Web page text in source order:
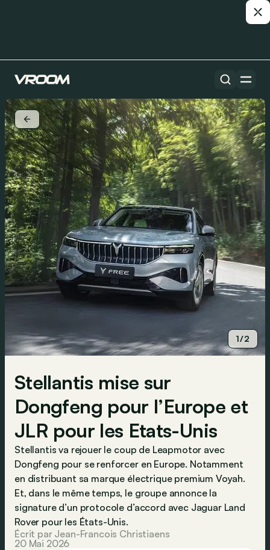
1/2
Stellantis mise sur
Dongfeng pour l’Europe et
JLR pour les Etats-Unis
Stellantis va rejouer le coup de Leapmotor avec
Dongfeng pour se renforcer en Europe. Notamment
en distribuant sa marque électrique premium Voyah.
Et, dans le même temps, le groupe annonce la
signature d’un protocole d’accord avec Jaguar Land
Rover pour les États-Unis.
Écrit par Jean-Francois Christiaens
20 Mai 2026